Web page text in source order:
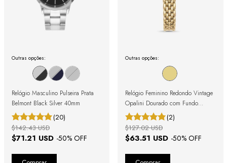
Outras opções:
Relógio Masculino Pulseira Prata
Belmont Black Silver 40mm
(20)
$71.21 USD -50% OFF
$142.43 USD
Outras opções:
Relógio Feminino Redondo Vintage
Opalini Dourado com Fundo
Perolado
(2)
$63.51 USD -50% OFF
$127.02 USD